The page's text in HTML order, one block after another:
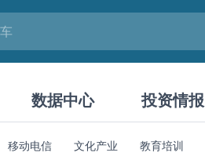
数据中心 投资情报
移动电信 文化产业 教育培训